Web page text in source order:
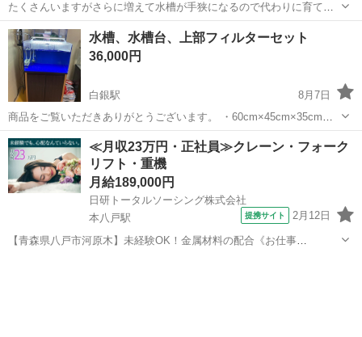
たくさんいますがさらに増えて水槽が手狭になるので代わりに育てて
欲しいです。 ブランドメダカはいません。全てミックスです。 基本産
まれて2,3ヶ月程の身体がしっかりしてきた若メダカをお渡しします 赤
ちゃんメダカや老メダカもいま...
青森 八戸市 その他
水槽、水槽台、上部フィルターセット
36,000円
白銀駅
8月7日
商品をご覧いただきありがとうございます。 ・60cm×45cm×35cmア
クリル水槽 2023年9月に東京アクアガーデン様にてオーダーメイドで
作成していただきました。 板厚が側面8mm、底面6mmで厚めに作っ
てあります。 ...
青森 八戸市 白銀駅 その他
≪月収23万円・正社員≫クレーン・フォーク
リフト・重機
月給189,000円
日研トータルソーシング株式会社
本八戸駅
提携サイト 2月12日
【青森県八戸市河原木】未経験OK！金属材料の配合《お仕事